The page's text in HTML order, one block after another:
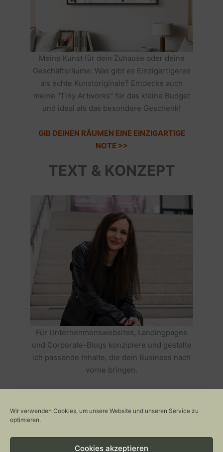
Wir verwenden Cookies, um unsere Website und unseren Service zu
optimieren.
Cookies akzeptieren
Meine Kunst für dein Zuhause oder deine
Geschäftsräume: Was gibt es Einzigartigeres
als echte Kunstoriginale? Entdecke auch
meine "Tiny Artworks" für das kleine Budget
und ideal als das besondere Geschenk!
GIB DEINEN RÄUMEN EINE EINZIGARTIGE
NOTE >>
TEXT & KONZEPT
Für Unternehmenswebsites, Landingpages
und Corporate-Blogs konzipiere und gestalte
ich passende Inhalte, die dein Business nach
vorne bringen.
ERFOLGREICH MACHEN >>